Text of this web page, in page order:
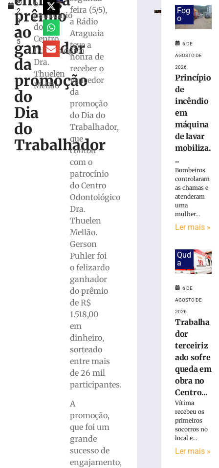
2
0
2
5
prêmio
ao
ganhador
da
promoção
do
Dia
do
Trabalhador
o
patrocínio
do
Centro
Odontológico
Dra.
Thuelen
Mellão
feira (5/5),
a Rádio
Araguaia
teve a
honra de
receber o
vencedor
da
promoção
do Dia do
Trabalhador,
que
contou
com o
patrocínio
do Centro
Odontológico
Dra.
Thuelen
Mellão.
Gerson
Puhler foi
o felizardo
ganhador
do prêmio
de R$
1.518,00
em
dinheiro,
sorteado
entre mais
de 26 mil
participantes.
A
promoção,
que foi um
grande
sucesso de
engajamento,
especial
para
celebrar
história
mediada
escultor
Theichmann
estudantes
história
patrimônio
cultural
Brusque
Grande
Fog
o
6 DE
AGOSTO DE
2026
Princípio
de
incêndio
em
máquina
de lavar
mobiliza.
..
Bombeiros
controlaram
as chamas e
atenderam
uma
mulher...
Ler mais »
Qud
a
6 DE
AGOSTO DE
2026
Trabalha
dor
terceiriz
ado sofre
queda em
obra no
Centro...
Vítima
recebeu os
primeiros
socorros no
local e...
Ler mais »